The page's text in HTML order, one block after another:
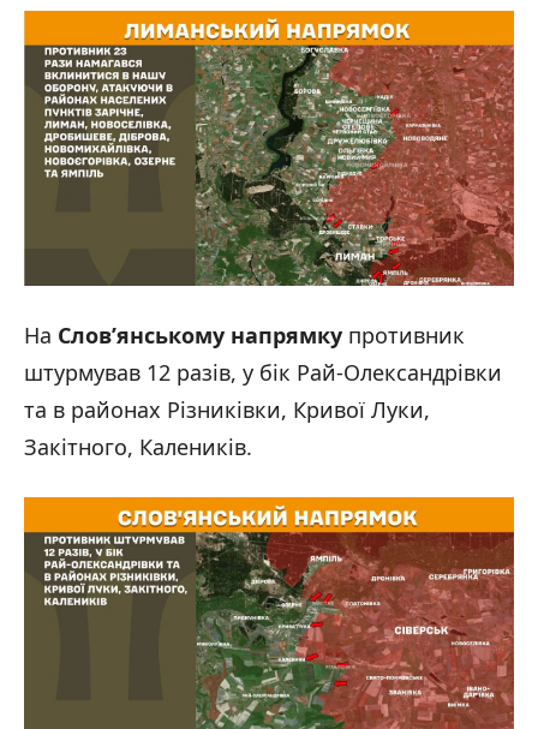
На Слов’янському напрямку противник
штурмував 12 разів, у бік Рай-Олександрівки
та в районах Різниківки, Кривої Луки,
Закітного, Калеників.